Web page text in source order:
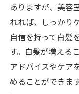
ありますが、美容
れれば、しっかり
自信を持って白髪
す。白髪が増える
アドバイスやケア
めることができま